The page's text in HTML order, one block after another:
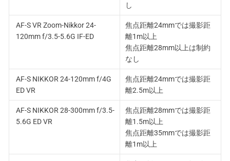
し
AF-S VR Zoom-Nikkor 24-
120mm f/3.5-5.6G IF-ED
焦点距離24mmでは撮影距
離1m以上
焦点距離28mm以上は制約
なし
AF-S NIKKOR 24-120mm f/4G
ED VR
焦点距離24mmでは撮影距
離2.5m以上
AF-S NIKKOR 28-300mm f/3.5-
5.6G ED VR
焦点距離28mmでは撮影距
離1.5m以上
焦点距離35mmでは撮影距
離1m以上